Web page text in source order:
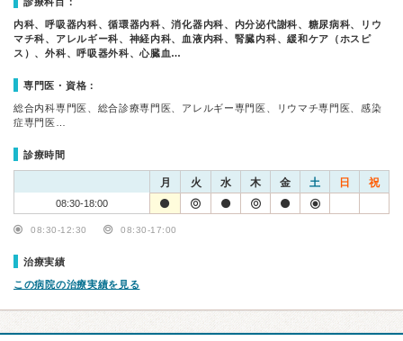
内科、呼吸器内科、循環器内科、消化器内科、内分泌代謝科、糖尿病科、リウ
マチ科、アレルギー科、神経内科、血液内科、腎臓内科、緩和ケア（ホスピ
ス）、外科、呼吸器外科、心臓血…
専門医・資格：
総合内科専門医、総合診療専門医、アレルギー専門医、リウマチ専門医、感染
症専門医…
診療時間
月 火 水 木 金 土 日 祝
08:30-18:00
08:30-12:30 08:30-17:00
治療実績
この病院の治療実績を見る